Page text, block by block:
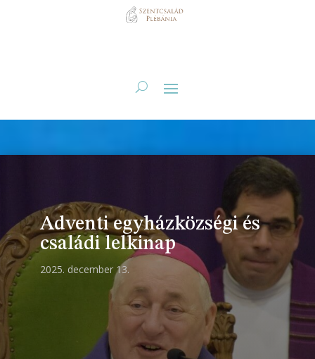
Adventi egyházközségi és
családi lelkinap
2025. december 13.